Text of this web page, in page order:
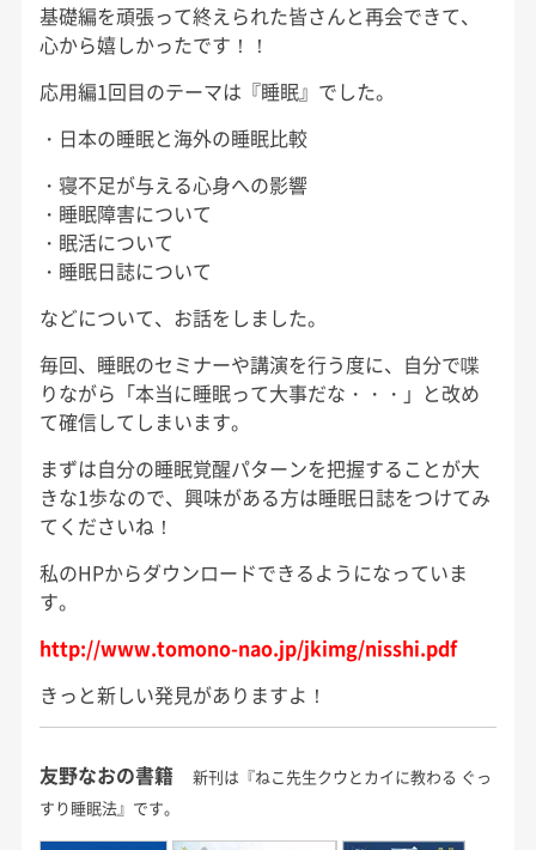
基礎編を頑張って終えられた皆さんと再会できて、
心から嬉しかったです！！
応用編1回目のテーマは『睡眠』でした。
・日本の睡眠と海外の睡眠比較
・寝不足が与える心身への影響
・睡眠障害について
・眠活について
・睡眠日誌について
などについて、お話をしました。
毎回、睡眠のセミナーや講演を行う度に、自分で喋
りながら「本当に睡眠って大事だな・・・」と改め
て確信してしまいます。
まずは自分の睡眠覚醒パターンを把握することが大
きな1歩なので、興味がある方は睡眠日誌をつけてみ
てくださいね！
私のHPからダウンロードできるようになっていま
す。
http://www.tomono-nao.jp/jkimg/nisshi.pdf
きっと新しい発見がありますよ！
友野なおの書籍
新刊は『ねこ先生クウとカイに教わる ぐっ
すり睡眠法』です。